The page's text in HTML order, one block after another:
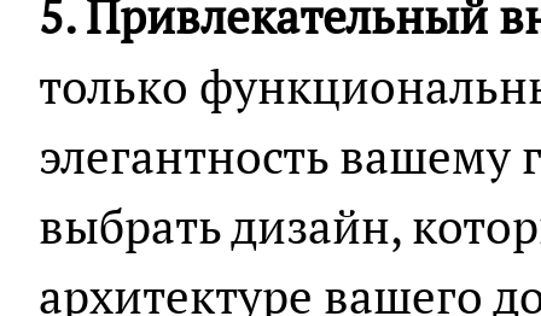
5. Привлекательный
только
элегантность
выбрать дизайн,
архитектуре вашего